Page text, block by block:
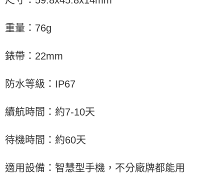
重量：76g
錶帶：22mm
防水等級：IP67
續航時間：約7-10天
待機時間：約60天
適用設備：智慧型手機，不分廠牌都能用